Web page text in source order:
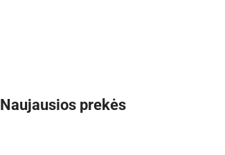
Naujausios prekės